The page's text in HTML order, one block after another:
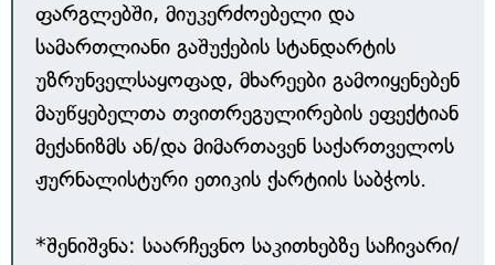
ფარგლებში, მიუკერძოებელი და
სამართლიანი გაშუქების სტანდარტის
უზრუნველსაყოფად, მხარეები გამოიყენებენ
მაუწყებელთა თვითრეგულირების ეფექტიან
მექანიზმს ან/და მიმართავენ საქართველოს
ჟურნალისტური ეთიკის ქარტიის საბჭოს.
*შენიშვნა: საარჩევნო საკითხებზე საჩივარი/